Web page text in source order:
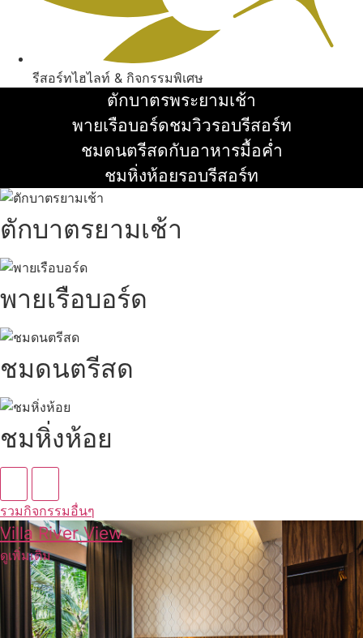
รีสอร์ทไฮไลท์ & กิจกรรมพิเศษ
ตักบาตรพระยามเช้า
อ่านเพิ่ม
พายเรือบอร์ดชมวิวรอบรีสอร์ท
อ่านเพิ่ม
ชมดนตรีสดกับอาหารมื้อค่ำ
อ่านเพิ่ม
ชมหิ่งห้อยรอบรีสอร์ท
ตักบาตรยามเช้า
พายเรือบอร์ด
ชมดนตรีสด
ชมหิ่งห้อย
รวมกิจกรรมอื่นๆ
Villa River View
ดูเพิ่มเติม